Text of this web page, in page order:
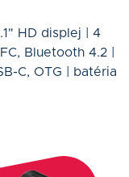
HD displej | 4
Bluetooth 4.2 |
C, OTG | batéria